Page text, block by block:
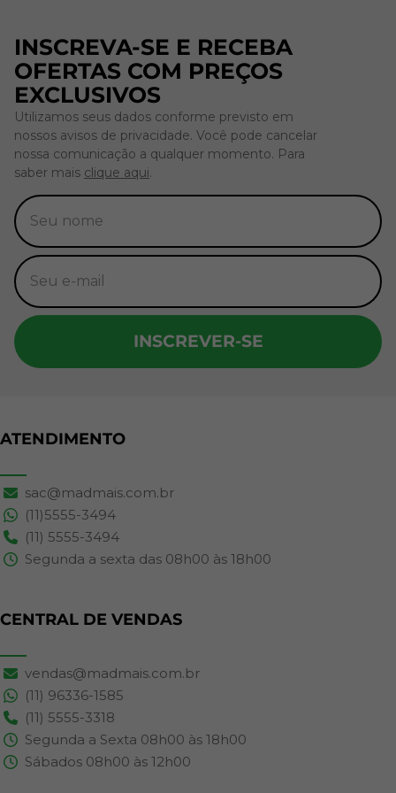
INSCREVA-SE E RECEBA
OFERTAS COM PREÇOS
EXCLUSIVOS
Utilizamos seus dados conforme previsto em
nossos avisos de privacidade. Você pode cancelar
nossa comunicação a qualquer momento. Para
saber mais clique aqui.
INSCREVER-SE
ATENDIMENTO
sac@madmais.com.br
(11)5555-3494
(11) 5555-3494
Segunda a sexta das 08h00 às 18h00
CENTRAL DE VENDAS
vendas@madmais.com.br
(11) 96336-1585
(11) 5555-3318
Segunda a Sexta 08h00 às 18h00
Sábados 08h00 às 12h00